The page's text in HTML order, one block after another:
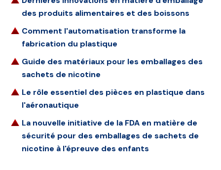
des produits alimentaires et des boissons
Comment l'automatisation transforme la
fabrication du plastique
Guide des matériaux pour les emballages des
sachets de nicotine
Le rôle essentiel des pièces en plastique dans
l'aéronautique
La nouvelle initiative de la FDA en matière de
sécurité pour des emballages de sachets de
nicotine à l'épreuve des enfants